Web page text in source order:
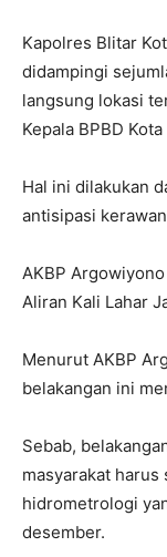
Kapolres Blitar
didampingi
langsung lokasi
Kepala BPBD
Hal ini dilakukan
antisipasi
AKBP
Aliran Kali Lahar
Menurut AKBP
belakangan ini
Sebab,
masyarakat harus
hidrometrologi
desember.